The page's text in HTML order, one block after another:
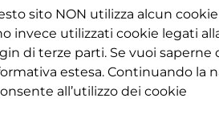
sito NON utilizza alcun
invece utilizzati cookie legati
di terze parti. Se vuoi saperne
estesa. Continuando la
all’utilizzo dei cookie​